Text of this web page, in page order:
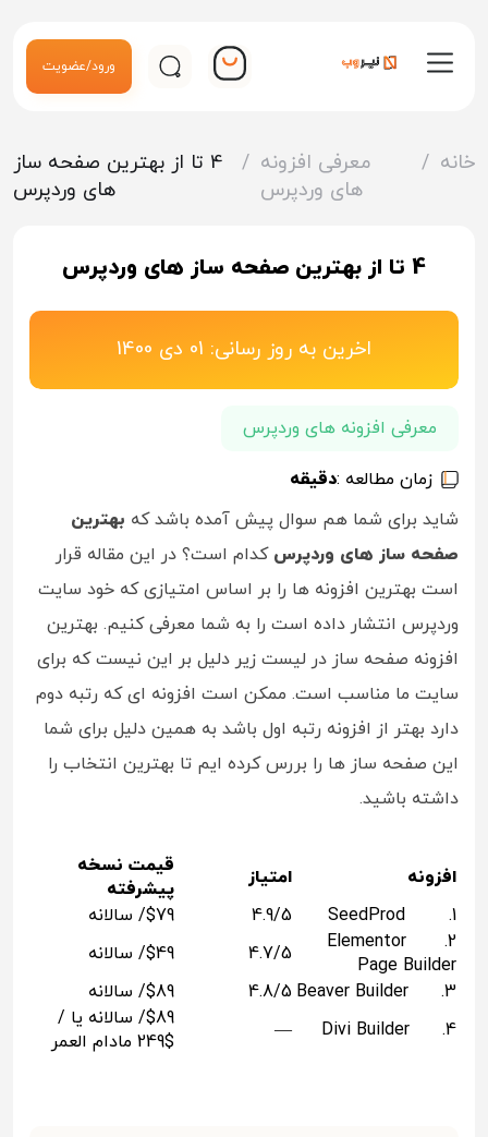
ورود/عضویت
خانه /
معرفی افزونه
های وردپرس
/
4 تا از بهترین صفحه ساز
های وردپرس
4 تا از بهترین صفحه ساز های وردپرس
اخرین به روز رسانی: 01 دی 1400
معرفی افزونه های وردپرس
زمان مطالعه :دقیقه
شاید برای شما هم سوال پیش آمده باشد که بهترین
صفحه ساز های وردپرس کدام است؟ در این مقاله قرار
است بهترین افزونه ها را بر اساس امتیازی که خود سایت
وردپرس انتشار داده است را به شما معرفی کنیم. بهترین
افزونه صفحه ساز در لیست زیر دلیل بر این نیست که برای
سایت ما مناسب است. ممکن است افزونه ای که رتبه دوم
دارد بهتر از افزونه رتبه اول باشد به همین دلیل برای شما
این صفحه ساز ها را بررس کرده ایم تا بهترین انتخاب را
داشته باشید.
افزونه امتیاز
قیمت نسخه
پیشرفته
1. SeedProd
4.9/5
$79/ سالانه
2. Elementor
Page Builder
4.7/5
$49/ سالانه
3. Beaver Builder
4.8/5
$89/ سالانه
4. Divi Builder
—
$89/ سالانه یا /
$249 مادام العمر